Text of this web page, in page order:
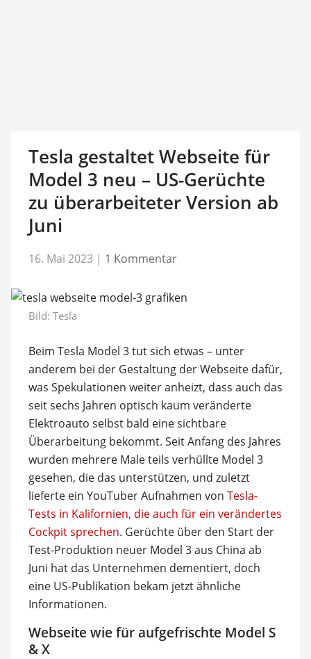
Tesla gestaltet Webseite für
Model 3 neu – US-Gerüchte
zu überarbeiteter Version ab
Juni
16. Mai 2023 | 1 Kommentar
Bild: Tesla
Beim Tesla Model 3 tut sich etwas – unter
anderem bei der Gestaltung der Webseite dafür,
was Spekulationen weiter anheizt, dass auch das
seit sechs Jahren optisch kaum veränderte
Elektroauto selbst bald eine sichtbare
Überarbeitung bekommt. Seit Anfang des Jahres
wurden mehrere Male teils verhüllte Model 3
gesehen, die das unterstützen, und zuletzt
lieferte ein YouTuber Aufnahmen von Tesla-
Tests in Kalifornien, die auch für ein verändertes
Cockpit sprechen. Gerüchte über den Start der
Test-Produktion neuer Model 3 aus China ab
Juni hat das Unternehmen dementiert, doch
eine US-Publikation bekam jetzt ähnliche
Informationen.
Webseite wie für aufgefrischte Model S
& X